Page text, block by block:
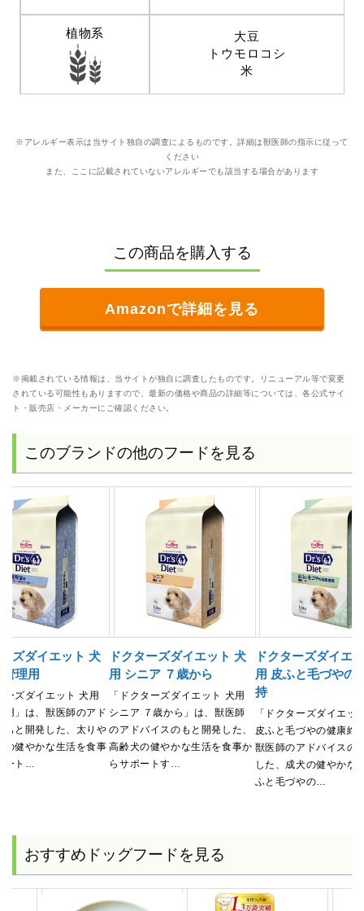
植物系
大豆
トウモロコシ
米
※アレルギー表示は当サイト独自の調査によるものです。詳細は獣医師の指示に従って
ください
また、ここに記載されていないアレルギーでも該当する場合があります
この商品を購入する
Amazonで詳細を見る
※掲載されている情報は、当サイトが独自に調査したものです。リニューアル等で変更
されている可能性もありますので、最新の価格や商品の詳細等については、各公式サイ
ト・販売店・メーカーにご確認ください。
このブランドの他のフードを見る
ズダイエット 犬
理用
ーズダイエット 犬用
用」は、獣医師のアド
もと開発した、太りや
の健やかな生活を食事
ート…
ドクターズダイエット 犬
用 シニア ７歳から
「ドクターズダイエット 犬用
シニア ７歳から」は、獣医師
のアドバイスのもと開発した、
高齢犬の健やかな生活を食事か
らサポートす…
ドクターズダイエ
用 皮ふと毛づやの
持
「ドクターズダイエッ
皮ふと毛づやの健康維
獣医師のアドバイスの
した、成犬の健やかな
ふと毛づやの…
おすすめドッグフードを見る